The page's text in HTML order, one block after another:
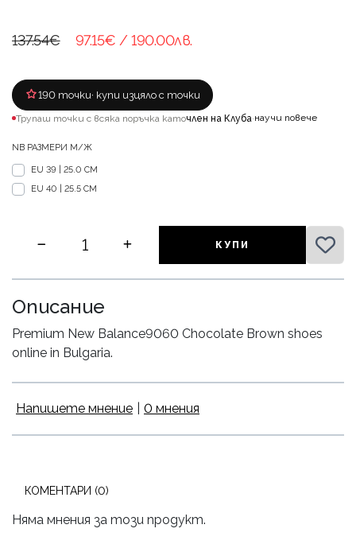
137.54€ 97.15€ / 190.00лв.
190 точки· купи изцяло с точки
Трупаш точки с всяка поръчка каточлен на Клуба·научи повече
NB РАЗМЕРИ М/Ж
EU 39 | 25.0 CM
EU 40 | 25.5 CM
КУПИ
Описание
Premium New Balance9060 Chocolate Brown shoes
online in Bulgaria.
Напишете мнение 0 мнения
КОМЕНТАРИ (0)
Няма мнения за този продукт.